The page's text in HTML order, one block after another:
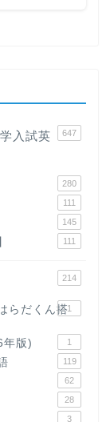
入試英
647
280
111
145
111
214
らだくん搭1
年版) 1
119
62
28
3